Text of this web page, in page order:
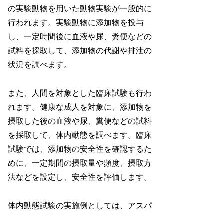
の実験動物を用いた動物実験が一般的に
行われます。実験動物に添加物を投与
し、一定時間後に血液や尿、糞便などの
試料を採取して、添加物の代謝や排泄の
状況を調べます。
また、人間を対象とした臨床試験も行わ
れます。健康な成人を対象に、添加物を
摂取した後の血液や尿、糞便などの試料
を採取して、体内動態を調べます。臨床
試験では、添加物の安全性を確認するた
めに、一定期間の摂取量や頻度、摂取方
法などを設定し、安全性を評価します。
体内動態試験の実施例としては、アスパ